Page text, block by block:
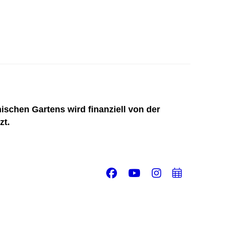
Gartens wird finanziell von der
Facebook
Youtube
Instagram
Add